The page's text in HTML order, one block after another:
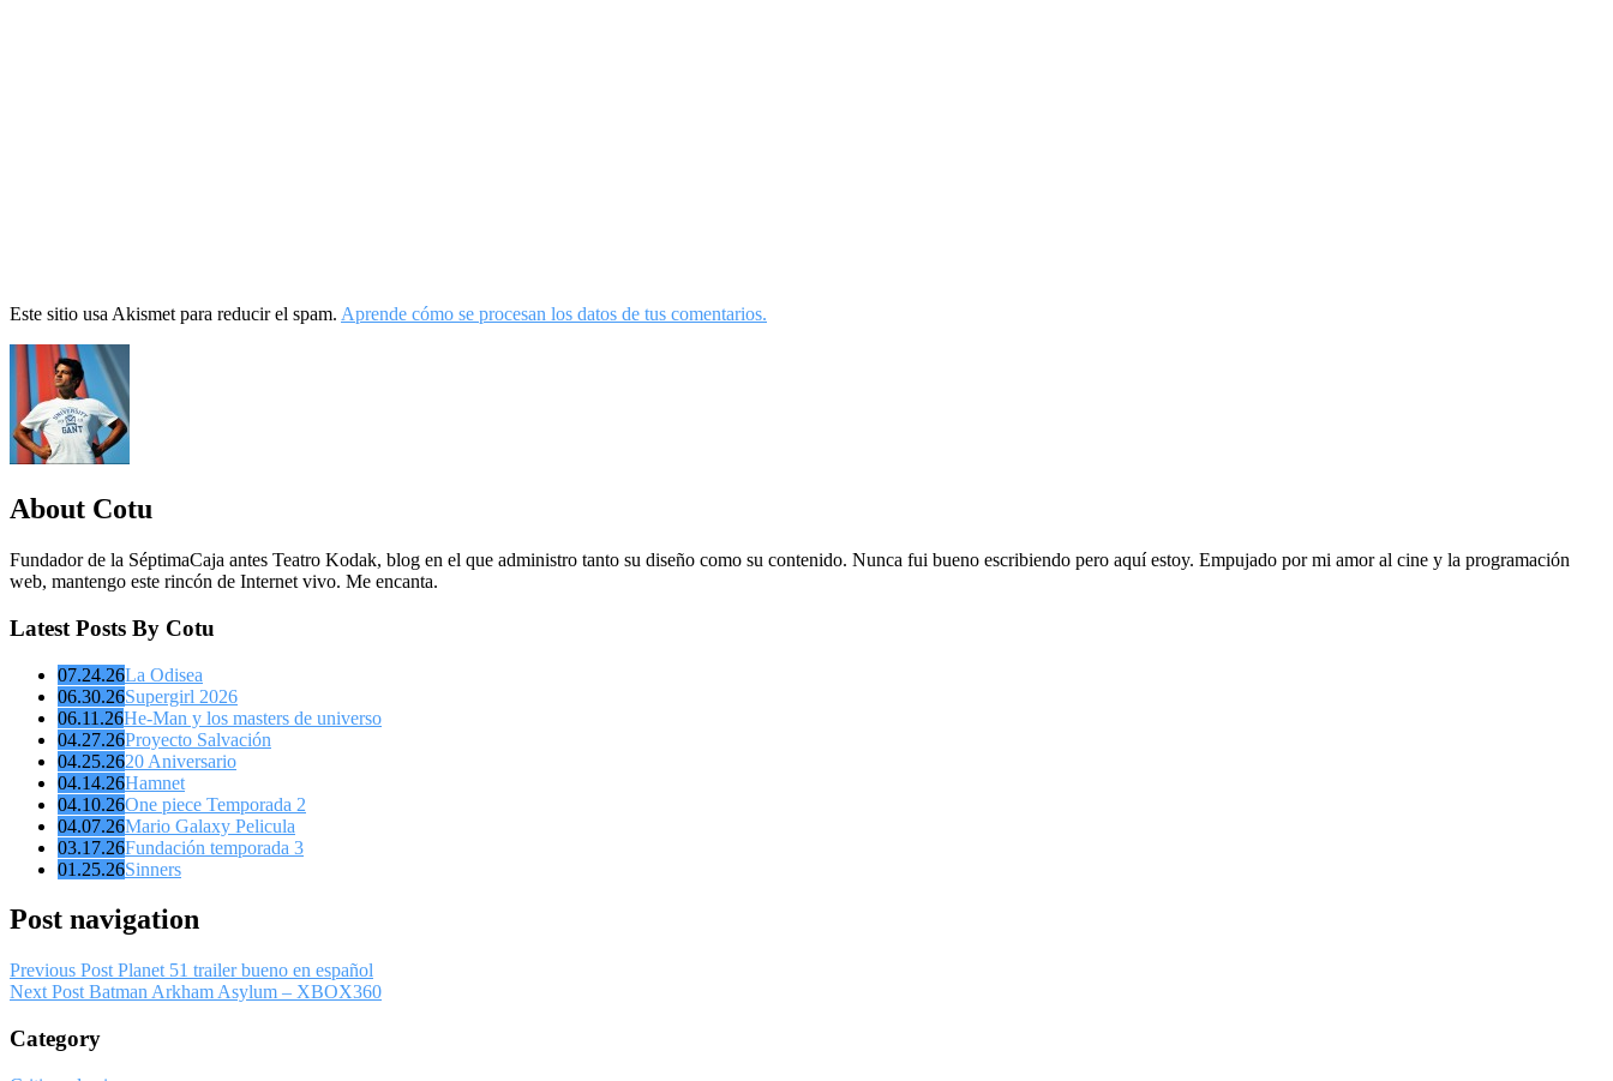
Este sitio usa Akismet para reducir el spam. Aprende cómo se procesan los datos de tus comentarios.
About Cotu
Fundador de la SéptimaCaja antes Teatro Kodak, blog en el que administro tanto su diseño como su contenido. Nunca fui bueno escribiendo pero aquí estoy. Empujado por mi amor al cine y la programación
web, mantengo este rincón de Internet vivo. Me encanta.
Latest Posts By Cotu
07.24.26La Odisea
06.30.26Supergirl 2026
06.11.26He-Man y los masters de universo
04.27.26Proyecto Salvación
04.25.2620 Aniversario
04.14.26Hamnet
04.10.26One piece Temporada 2
04.07.26Mario Galaxy Pelicula
03.17.26Fundación temporada 3
01.25.26Sinners
Post navigation
Previous Post Planet 51 trailer bueno en español
Next Post Batman Arkham Asylum – XBOX360
Category